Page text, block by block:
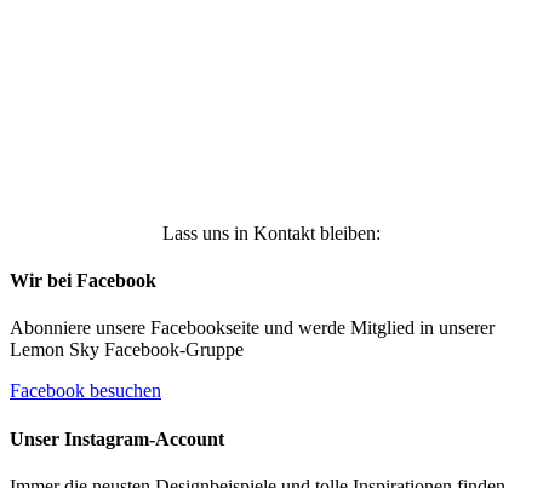
Lass uns in Kontakt bleiben:
Wir bei Facebook
Abonniere unsere Facebookseite und werde Mitglied in unserer
Lemon Sky Facebook-Gruppe
Facebook besuchen
Unser Instagram-Account